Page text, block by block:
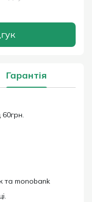
Гарантія
та monobank